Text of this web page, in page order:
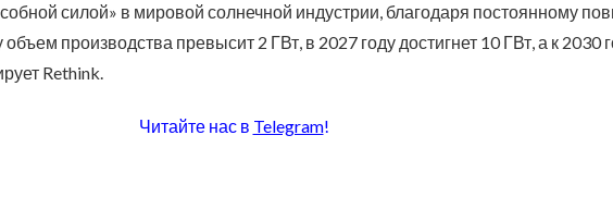
силой» в мировой солнечной индустрии, благодаря постоянному
производства превысит 2 ГВт, в 2027 году достигнет 10 ГВт, а к 2030
Rethink.
Читайте нас в Telegram!